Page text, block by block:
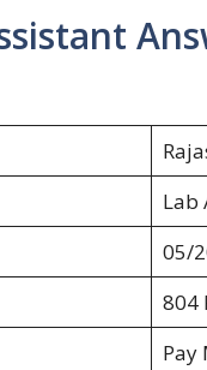
Lab
05/
804
Pay